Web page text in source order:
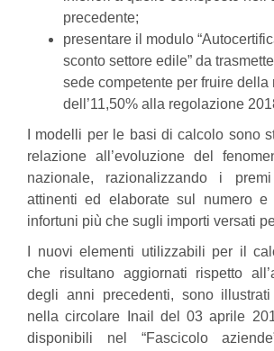
precedente;
presentare il modulo
sconto settore edile” da
sede competente per fruire della
dell’11,50% alla regolazione
I modelli per le basi di calcolo sono
relazione all’evoluzione del
nazionale, razionalizzando i
attinenti ed elaborate sul numero
infortuni più che sugli importi versati
I nuovi elementi utilizzabili per il
che risultano aggiornati rispetto
degli anni precedenti, sono
nella circolare Inail del 03 aprile
disponibili nel “Fascicolo